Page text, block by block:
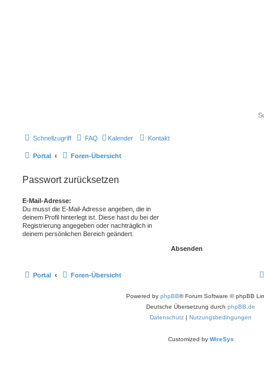
Schnellzugriff FAQ Kalender Kontakt
Portal Foren-Übersicht
Passwort zurücksetzen
E-Mail-Adresse:
Du musst die E-Mail-Adresse angeben, die in
deinem Profil hinterlegt ist. Diese hast du bei der
Registrierung angegeben oder nachträglich in
deinem persönlichen Bereich geändert.
Portal Foren-Übersicht
Powered by phpBB® Forum Software © phpBB
Deutsche Übersetzung durch phpBB.de
Datenschutz | Nutzungsbedingungen
Customized by WireSys